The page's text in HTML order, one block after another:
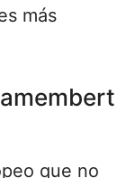
más
que no